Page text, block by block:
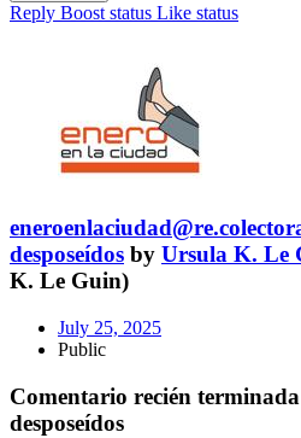
Reply Boost status Like status
desposeídos by Ursula K. Le
K. Le Guin)
July 25, 2025
Public
Comentario recién
desposeídos